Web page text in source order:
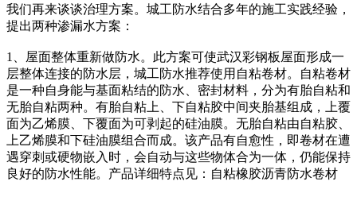
我们再来谈谈治理方案。城工防水结合多年的施工实践经验，
提出两种渗漏水方案：
1、屋面整体重新做防水。此方案可使武汉彩钢板屋面形成一
层整体连接的防水层，城工防水推荐使用自粘卷材。自粘卷材
是一种自身能与基面粘结的防水、密封材料，分为有胎自粘和
无胎自粘两种。有胎自粘上、下自粘胶中间夹胎基组成，上覆
面为乙烯膜、下覆面为可剥起的硅油膜。无胎自粘由自粘胶、
上乙烯膜和下硅油膜组合而成。该产品有自愈性，即卷材在遭
遇穿刺或硬物嵌入时，会自动与这些物体合为一体，仍能保持
良好的防水性能。产品详细特点见：自粘橡胶沥青防水卷材